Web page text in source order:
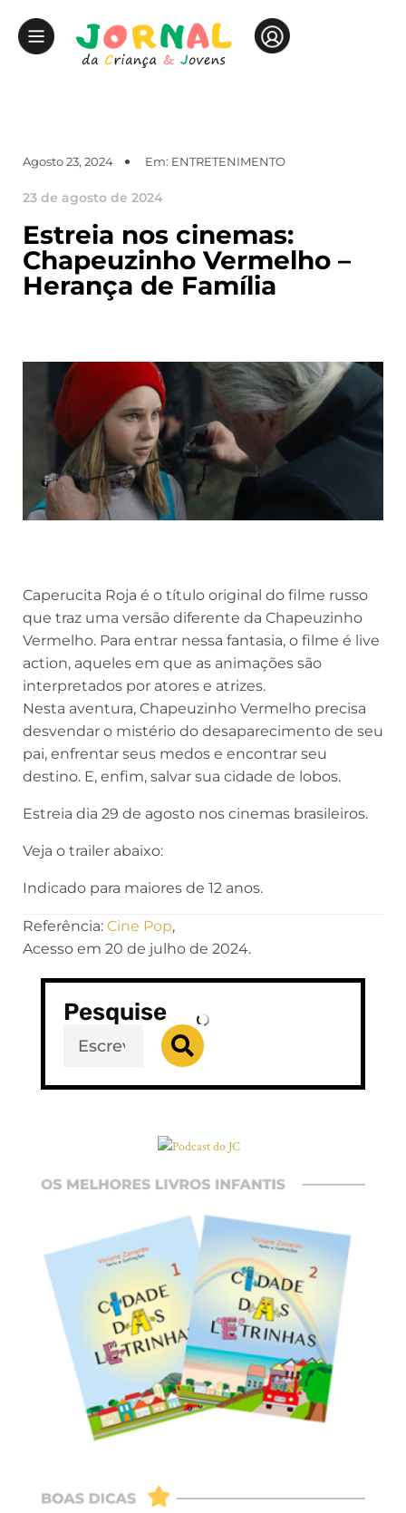
Agosto 23, 2024 Em: ENTRETENIMENTO
23 de agosto de 2024
Estreia nos cinemas:
Chapeuzinho Vermelho –
Herança de Família
Caperucita Roja é o título original do filme russo
que traz uma versão diferente da Chapeuzinho
Vermelho. Para entrar nessa fantasia, o filme é live
action, aqueles em que as animações são
interpretados por atores e atrizes.
Nesta aventura, Chapeuzinho Vermelho precisa
desvendar o mistério do desaparecimento de seu
pai, enfrentar seus medos e encontrar seu
destino. E, enfim, salvar sua cidade de lobos.
Estreia dia 29 de agosto nos cinemas brasileiros.
Veja o trailer abaixo:
Indicado para maiores de 12 anos.
Referência: Cine Pop,
Acesso em 20 de julho de 2024.
Pesquise